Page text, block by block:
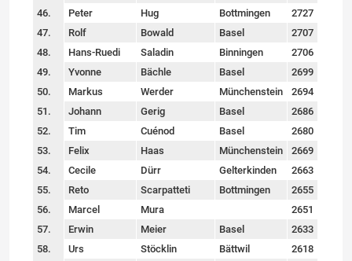
46. Peter Hug Bottmingen
2727
47.
Rolf Bowald Basel
2707
48.
Hans-Ruedi Saladin Binningen
2706
49.
Yvonne Bächle Basel
2699
50.
Markus Werder Münchenstein
2694
51.
Johann Gerig Basel
2686
52.
Tim Cuénod Basel
2680
53.
Felix Haas Münchenstein
2669
54.
Cecile Dürr Gelterkinden
2663
55.
Reto Scarpatteti Bottmingen
2655
56.
Marcel Mura
2651
57.
Erwin Meier Basel
2633
58.
Urs Stöcklin Bättwil
2618